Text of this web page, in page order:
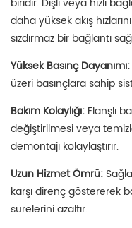
daha yüksek akış
sızdırmaz bir bağlantı
Yüksek Basınç Dayanımı:
üzeri basınçlara sahip
Bakım Kolaylığı: Flanşlı
değiştirilmesi veya
demontajı kolaylaştırır.
Uzun Hizmet Ömrü:
karşı direnç göstererek
sürelerini azaltır.